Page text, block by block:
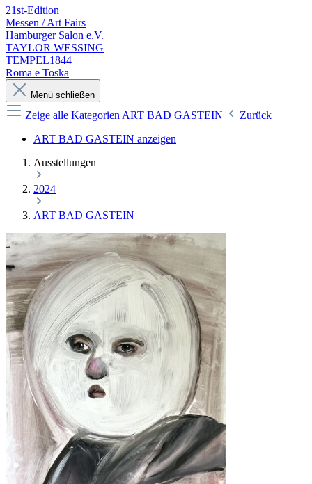
21st-Edition
Messen / Art Fairs
Hamburger Salon e.V.
TAYLOR WESSING
TEMPEL1844
Roma e Toska
Menü schließen
Zeige alle Kategorien ART BAD GASTEIN
Zurück
ART BAD GASTEIN anzeigen
Ausstellungen
2024
ART BAD GASTEIN